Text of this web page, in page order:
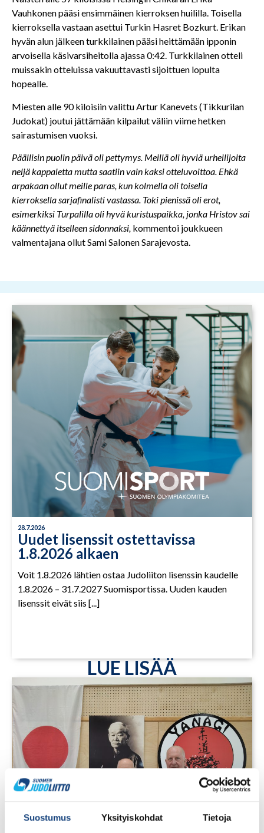
Suostumus Yksityiskohdat Tietoja
Vauhkonen pääsi ensimmäinen kierroksen huililla. Toisella
kierroksella vastaan asettui Turkin Hasret Bozkurt. Erikan
hyvän alun jälkeen turkkilainen pääsi heittämään ipponin
arvoisella käsivarsiheitolla ajassa 0:42. Turkkilainen otteli
muissakin otteluissa vakuuttavasti sijoittuen lopulta
hopealle.
Miesten alle 90 kiloisiin valittu Artur Kanevets (Tikkurilan
Judokat) joutui jättämään kilpailut väliin viime hetken
sairastumisen vuoksi.
Päällisin puolin päivä oli pettymys. Meillä oli hyviä urheilijoita
neljä kappaletta mutta saatiin vain kaksi otteluvoittoa. Ehkä
arpakaan ollut meille paras, kun kolmella oli toisella
kierroksella sarjafinalisti vastassa. Toki pienissä oli erot,
esimerkiksi Turpalilla oli hyvä kuristuspaikka, jonka Hristov sai
käännettyä itselleen sidonnaksi, kommentoi joukkueen
valmentajana ollut Sami Salonen Sarajevosta.
28.7.2026
Uudet lisenssit ostettavissa
1.8.2026 alkaen
Voit 1.8.2026 lähtien ostaa Judoliiton lisenssin kaudelle
1.8.2026 – 31.7.2027 Suomisportissa. Uuden kauden
lisenssit eivät siis [...]
LUE LISÄÄ